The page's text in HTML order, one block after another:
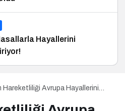
Hayallerini
Hareketliliği Avrupa Hayallerini